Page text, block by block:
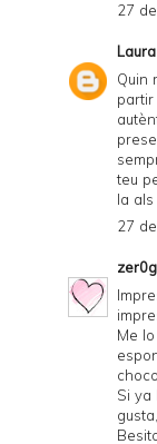
27
Laura
Quin
teu
la als
27
Me
Si ya